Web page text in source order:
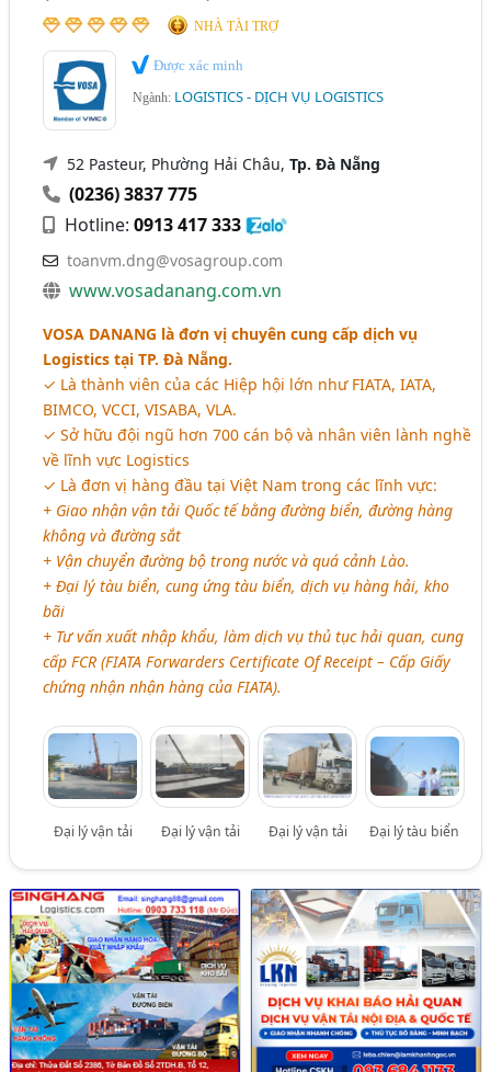
NHÀ TÀI TRỢ
Được xác minh
Ngành: LOGISTICS - DỊCH VỤ LOGISTICS
52 Pasteur, Phường Hải Châu,Tp. Đà Nẵng
(0236) 3837 775
Hotline:0913 417 333
toanvm.dng@vosagroup.com
www.vosadanang.com.vn
VOSA DANANG là đơn vị chuyên cung cấp dịch vụ
Logistics tại TP. Đà Nẵng.
✓ Là thành viên của các Hiệp hội lớn như FIATA, IATA,
BIMCO, VCCI, VISABA, VLA.
✓ Sở hữu đội ngũ hơn 700 cán bộ và nhân viên lành nghề
về lĩnh vực Logistics
✓ Là đơn vị hàng đầu tại Việt Nam trong các lĩnh vực:
+ Giao nhận vận tải Quốc tế bằng đường biển, đường hàng
không và đường sắt
+ Vận chuyển đường bộ trong nước và quá cảnh Lào.
+ Đại lý tàu biển, cung ứng tàu biển, dịch vụ hàng hải, kho
bãi
+ Tư vấn xuất nhập khẩu, làm dịch vụ thủ tục hải quan, cung
cấp FCR (FIATA Forwarders Certificate Of Receipt – Cấp Giấy
chứng nhận nhận hàng của FIATA).
Đại lý vận tải Đại lý vận tải Đại lý vận tải Đại lý tàu biển